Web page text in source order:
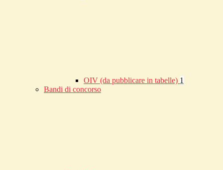
OIV (da pubblicare in tabelle) 1
Bandi di concorso